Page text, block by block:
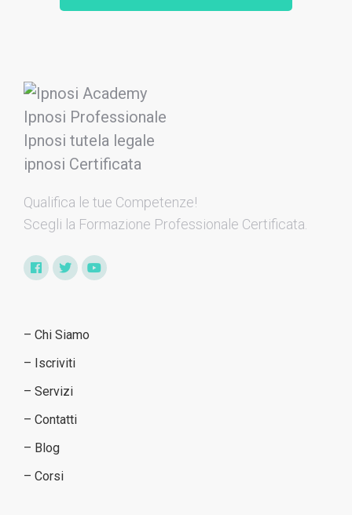
Qualifica le tue Competenze​!
Scegli la Formazione Professionale Certificata.
– Chi Siamo
– Iscriviti
– Servizi
– Contatti
– Blog
– Corsi